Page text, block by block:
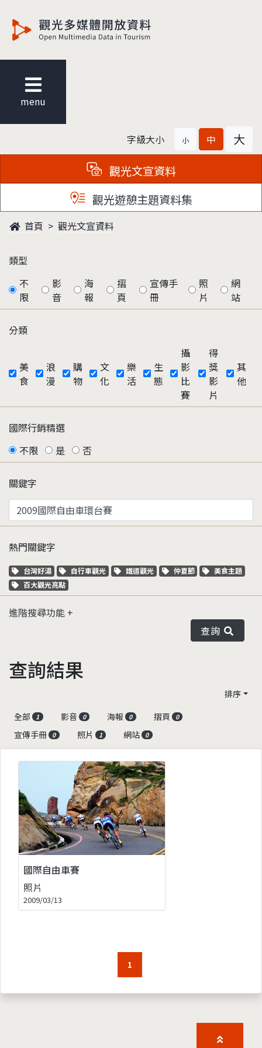
menu
字級大小 小 中 大
觀光文宣資料
觀光遊憩主題資料集
首頁 觀光文宣資料
類型
不
限
影
音
海
報
摺
頁
宣傳手
冊
照
片
網
站
分類
美
食
浪
漫
購
物
文
化
樂
活
生
態
攝
影
比
賽
得
獎
影
片
其
他
國際行銷精選
不限
是 否
關鍵字
熱門關鍵字
關鍵字標籤
台灣好湯 關鍵字標籤
自行車觀光 關鍵字標籤
鐵道觀光 關鍵字標籤
仲夏節 關鍵字標籤
美食主題
關鍵字標籤
百大觀光亮點
進階搜尋功能
查詢
查詢結果
排序
全部
1 影音 0 海報 0 摺頁 0
宣傳手冊 0 照片 1 網站 0
國際自由車賽
照片
2009/03/13
1